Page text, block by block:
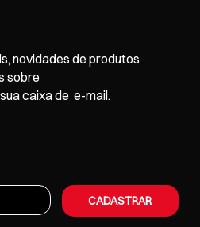
novidades de produtos
sobre
caixa de e-mail.
CADASTRAR